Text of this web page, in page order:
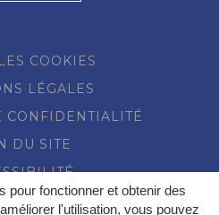
pour fonctionner et obtenir des
l'utilisation, vous pouvez
COOKIES
LÉGALES
CONFIDENTIALITÉ
DU SITE